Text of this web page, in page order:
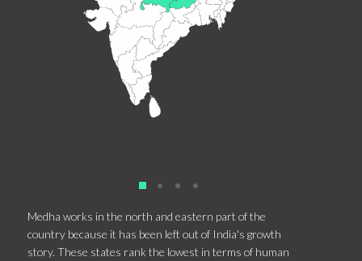
• • •
Medha works in the north and eastern part of the
country because it has been left out of India's growth
story. These states rank the lowest in terms of human